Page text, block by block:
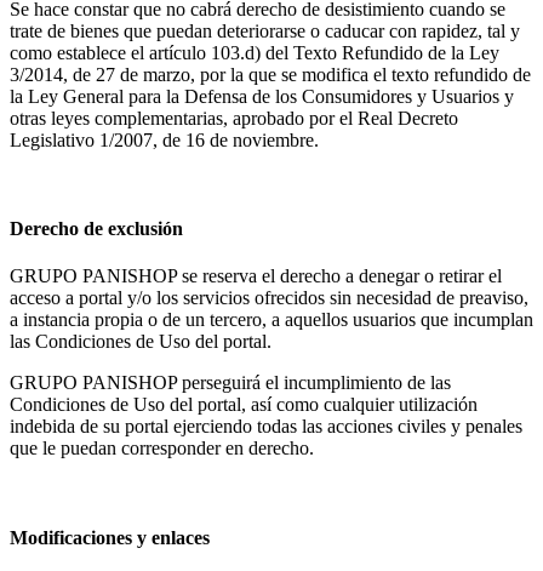
Se hace constar que no cabrá derecho de desistimiento cuando se
trate de bienes que puedan deteriorarse o caducar con rapidez, tal y
como establece el artículo 103.d) del Texto Refundido de la Ley
3/2014, de 27 de marzo, por la que se modifica el texto refundido de
la Ley General para la Defensa de los Consumidores y Usuarios y
otras leyes complementarias, aprobado por el Real Decreto
Legislativo 1/2007, de 16 de noviembre.
Derecho de exclusión
GRUPO PANISHOP se reserva el derecho a denegar o retirar el
acceso a portal y/o los servicios ofrecidos sin necesidad de preaviso,
a instancia propia o de un tercero, a aquellos usuarios que incumplan
las Condiciones de Uso del portal.
GRUPO PANISHOP perseguirá el incumplimiento de las
Condiciones de Uso del portal, así como cualquier utilización
indebida de su portal ejerciendo todas las acciones civiles y penales
que le puedan corresponder en derecho.
Modificaciones y enlaces